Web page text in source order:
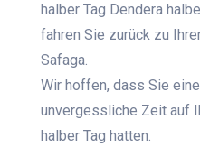
halber Tag Dendera
fahren Sie zurück zu
Safaga.
Wir hoffen, dass Sie
unvergessliche Zeit auf
halber Tag hatten.